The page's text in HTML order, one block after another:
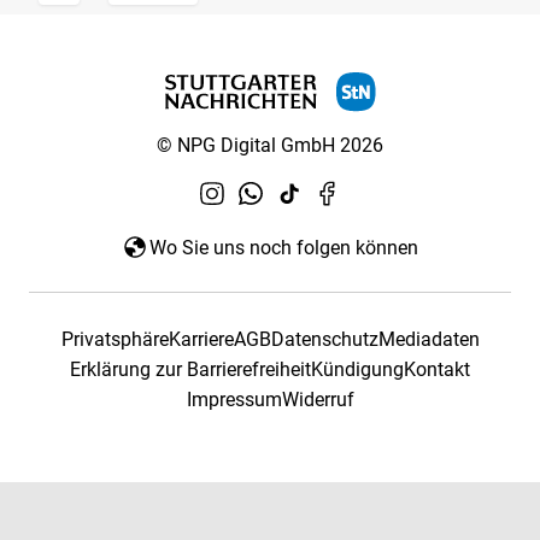
© NPG Digital GmbH 2026
Wo Sie uns noch folgen können
PrivatsphäreKarriereAGBDatenschutzMediadaten
Erklärung zur BarrierefreiheitKündigungKontakt
ImpressumWiderruf